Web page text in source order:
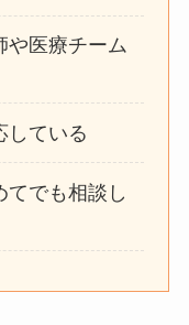
や医療チーム
している
てでも相談し